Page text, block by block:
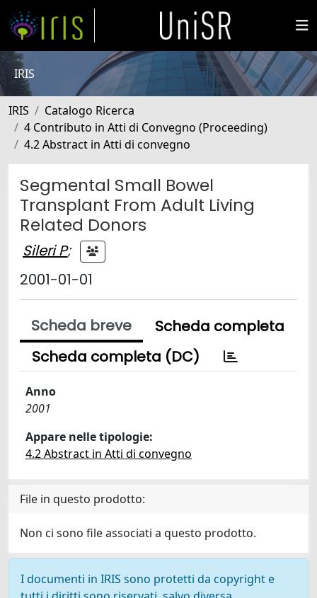
IRIS
IRIS
Catalogo Ricerca
4 Contributo in Atti di Convegno (Proceeding)
4.2 Abstract in Atti di convegno
Segmental Small Bowel
Transplant From Adult Living
Related Donors
Sileri P;
2001-01-01
Scheda breve
Scheda completa
Scheda completa (DC)
Anno
2001
Appare nelle tipologie:
4.2 Abstract in Atti di convegno
File in questo prodotto:
Non ci sono file associati a questo prodotto.
I documenti in IRIS sono protetti da copyright e